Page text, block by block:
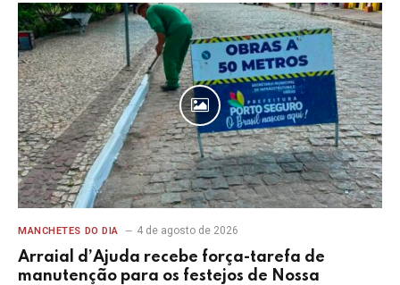
MANCHETES DO DIA 4 de agosto de 2026
Arraial d’Ajuda recebe força-tarefa de
manutenção para os festejos de Nossa